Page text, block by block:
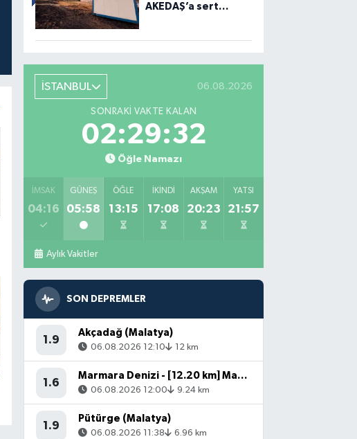
AKEDAŞ’a sert
İSTANBUL 06.08.2026
SONRAKI VAKTE KALAN
02:29:31
Öğle Namazı
İMSAK
04:16
GÜNEŞ
05:58
ÖĞLE
13:15
İKINDI
17:08
AKŞAM
20:23
YATSI
21:57
Aylık Vakitler
SON DEPREMLER
1.9
Akçadağ (Malatya)
06.08.2026 12:10 12 km
1.6
Marmara Denizi - [12.20 km] Marmara (Balıkesir)
06.08.2026 12:00 9.24 km
1.9
Pütürge (Malatya)
06.08.2026 11:38 6.96 km